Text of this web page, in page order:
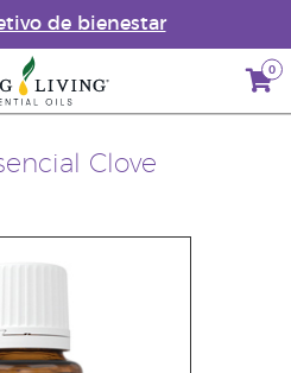
de bienestar
0
Clove